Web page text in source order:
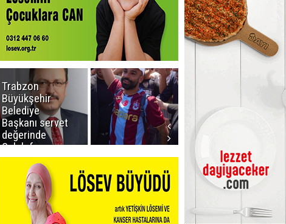
Trabzon
Büyükşehir
Belediye
Başkanı servet
değerinde
Salah forması
aldı
Erzurum'da